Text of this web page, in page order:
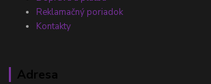
Reklamačný poriadok
Kontakty
Adresa